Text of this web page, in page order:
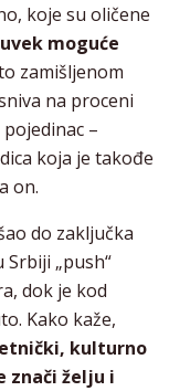
koje su oličene
moguće
zamišljenom
na proceni
–
koja je takođe
on.
do zaključka
„push“
dok je kod
Kako kaže,
kulturno
znači želju i